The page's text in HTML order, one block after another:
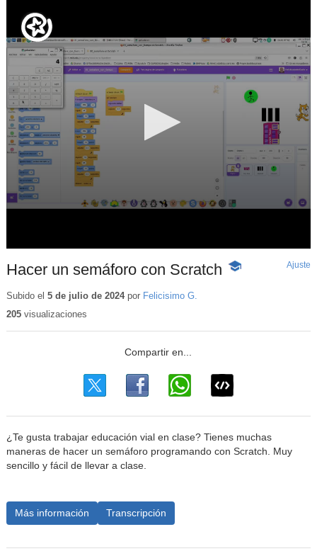
Hacer un semáforo con Scratch
-
Ajuste
Subido el 5 de julio de 2024por Felicisimo G.
205visualizaciones
¿Te gusta trabajar educación vial en clase? Tienes muchas
maneras de hacer un semáforo programando con Scratch. Muy
sencillo y fácil de llevar a clase.
Más información Transcripción